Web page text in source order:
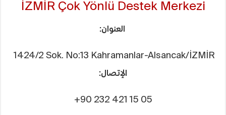
İZMİR Çok Yönlü Destek Merkezi
العنوان:
1424/2 Sok. No:13 Kahramanlar-Alsancak/İZMİR
الإتصال:
+90 232 421 15 05